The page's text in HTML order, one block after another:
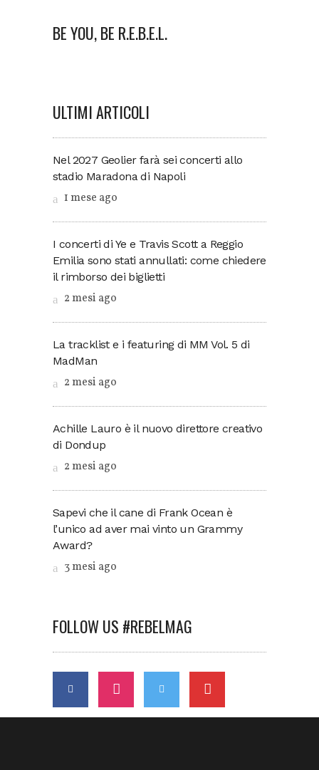
BE YOU, BE R.E.B.E.L.
ULTIMI ARTICOLI
Nel 2027 Geolier farà sei concerti allo
stadio Maradona di Napoli
1 mese ago
I concerti di Ye e Travis Scott a Reggio
Emilia sono stati annullati: come chiedere
il rimborso dei biglietti
2 mesi ago
La tracklist e i featuring di MM Vol. 5 di
MadMan
2 mesi ago
Achille Lauro è il nuovo direttore creativo
di Dondup
2 mesi ago
Sapevi che il cane di Frank Ocean è
l’unico ad aver mai vinto un Grammy
Award?
3 mesi ago
FOLLOW US #REBELMAG